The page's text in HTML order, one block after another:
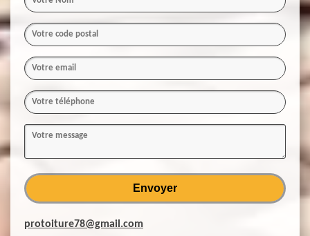
protoiture78@gmail.com